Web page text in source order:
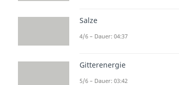
Salze
4/6 – Dauer: 04:37
Gitterenergie
5/6 – Dauer: 03:42